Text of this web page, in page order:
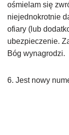
ośmielam się
niejednokrotnie
ofiary (lub
ubezpieczenie.
Bóg wynagrodzi.
6. Jest nowy